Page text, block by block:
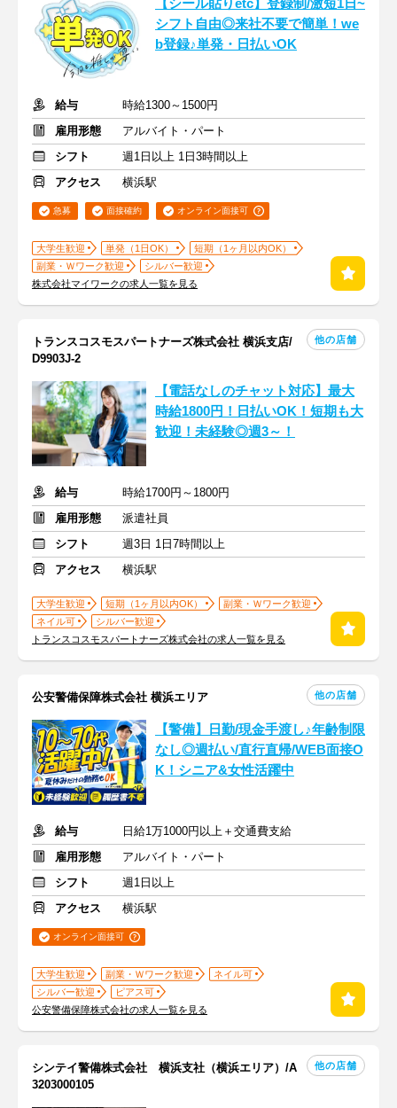
【シール貼りetc】登録制/激短1日~
シフト自由◎来社不要で簡単！we
b登録♪単発・日払いOK
給与
時給1300～1500円
雇用形態
アルバイト・パート
シフト
週1日以上 1日3時間以上
アクセス
横浜駅
急募 面接確約 オンライン面接可
大学生歓迎 単発（1日OK）
短期（1ヶ月以内OK）
副業・Ｗワーク歓迎
シルバー歓迎
株式会社マイワークの求人一覧を見る
トランスコスモスパートナーズ株式会社 横浜支店/
D9903J-2
他の店舗
【電話なしのチャット対応】最大
時給1800円！日払いOK！短期も大
歓迎！未経験◎週3～！
給与
時給1700円～1800円
雇用形態
派遣社員
シフト
週3日 1日7時間以上
アクセス
横浜駅
大学生歓迎 短期（1ヶ月以内OK）
副業・Ｗワーク歓迎
ネイル可
シルバー歓迎
トランスコスモスパートナーズ株式会社の求人一覧を見る
公安警備保障株式会社 横浜エリア 他の店舗
【警備】日勤/現金手渡し♪年齢制限
なし◎週払い/直行直帰/WEB面接O
K！シニア&女性活躍中
給与
日給1万1000円以上＋交通費支給
雇用形態
アルバイト・パート
シフト
週1日以上
アクセス
横浜駅
オンライン面接可
大学生歓迎 副業・Ｗワーク歓迎
ネイル可
シルバー歓迎
ピアス可
公安警備保障株式会社の求人一覧を見る
シンテイ警備株式会社 横浜支社（横浜エリア）/A
3203000105
他の店舗